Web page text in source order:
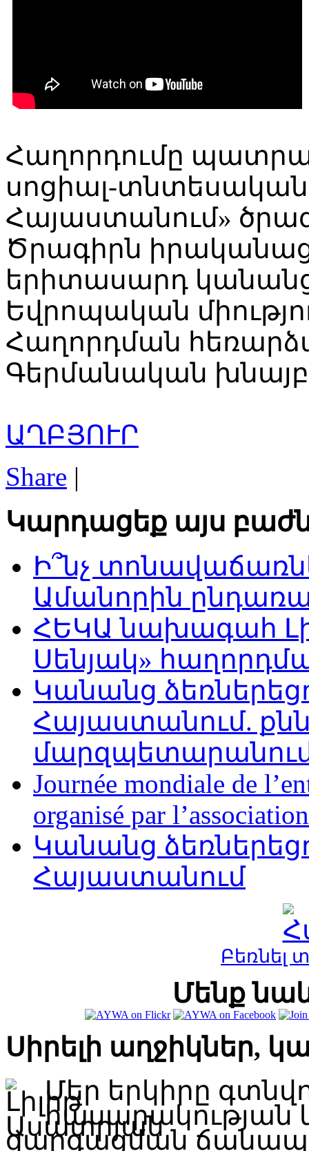
Հաղորդումը
սոցիալ-տնտեսական
Հայաստանում»
Ծրագիրն
երիտասարդ
Եվրոպական
Հաղորդման
Գերմանական
ԱՂԲՅՈՒՐ
Share |
Կարդացեք այս
Ի՞նչ
Ամանորին
ՀԵԿԱ նախագահ
Սենյակ»
Կանանց
Հայաստանում.
Journée mondiale de
organisé par
Կանանց
Հայաստանում
Բեռնել
Մենք
Սիրելի աղջիկներ,
Մեր երկիրը
հասարակության
զարգացման